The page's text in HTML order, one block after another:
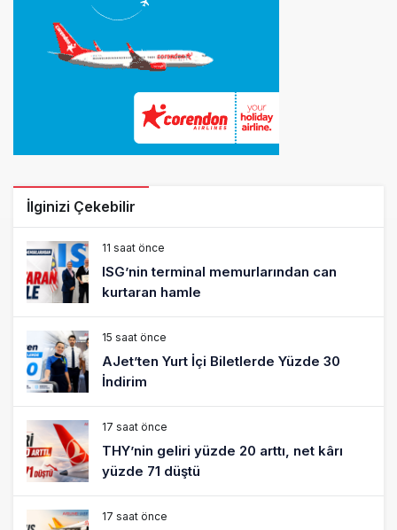
İlginizi Çekebilir
11 saat önce
ISG’nin terminal memurlarından can
kurtaran hamle
15 saat önce
AJet’ten Yurt İçi Biletlerde Yüzde 30
İndirim
17 saat önce
THY’nin geliri yüzde 20 arttı, net kârı
yüzde 71 düştü
17 saat önce